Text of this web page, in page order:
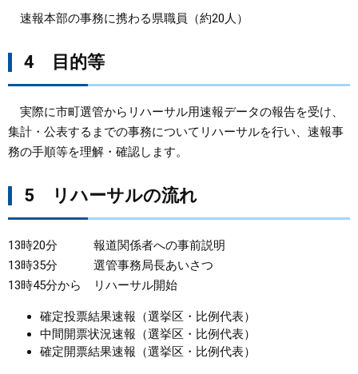
速報本部の事務に携わる県職員（約20人）
4 目的等
実際に市町選管からリハーサル用速報データの報告を受け、
集計・公表するまでの事務についてリハーサルを行い、速報事
務の手順等を理解・確認します。
5 リハーサルの流れ
13時20分 報道関係者への事前説明
13時35分 選管事務局長あいさつ
13時45分から リハーサル開始
確定投票結果速報（選挙区・比例代表）
中間開票状況速報（選挙区・比例代表）
確定開票結果速報（選挙区・比例代表）